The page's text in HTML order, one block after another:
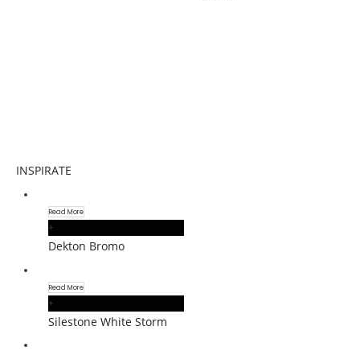
INSPIRATE
Read More
+
Dekton Bromo
Read More
+
Silestone White Storm